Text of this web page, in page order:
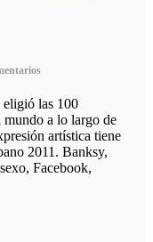
las 100
mundo a lo largo de
artística tiene
2011. Banksy,
Facebook,